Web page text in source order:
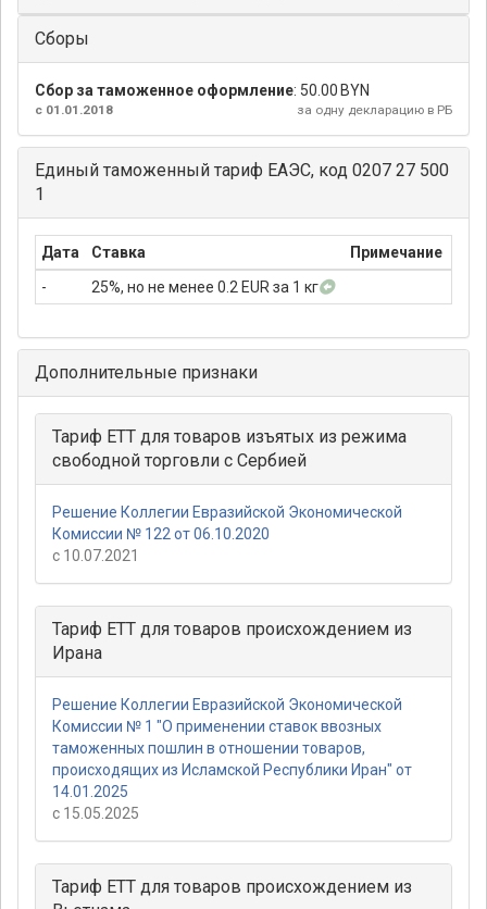
Сборы
Сбор за таможенное оформление: 50.00 BYN
за одну декларацию в РБ
с 01.01.2018
Единый таможенный тариф ЕАЭС, код 0207 27 500
1
Дата Ставка
Примечание
-
25%, но не менее 0.2 EUR за 1 кг
Дополнительные признаки
Тариф ЕТТ для товаров изъятых из режима
свободной торговли с Сербией
Решение Коллегии Евразийской Экономической
Комиссии № 122 от 06.10.2020
с 10.07.2021
Тариф ЕТТ для товаров происхождением из
Ирана
Решение Коллегии Евразийской Экономической
Комиссии № 1 "О применении ставок ввозных
таможенных пошлин в отношении товаров,
происходящих из Исламской Республики Иран" от
14.01.2025
с 15.05.2025
Тариф ЕТТ для товаров происхождением из